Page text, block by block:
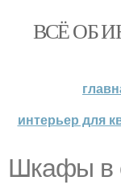
ВСЁ ОБ
интерьер для
Шкафы в